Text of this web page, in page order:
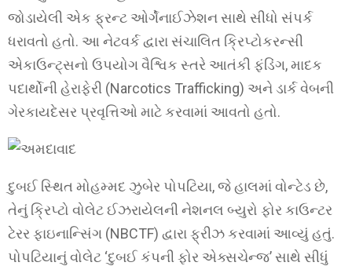
જોડાયેલી એક ફ્રન્ટ ઓર્ગેનાઈઝેશન સાથે સીધો સંપર્ક
ધરાવતો હતો. આ નેટવર્ક દ્વારા સંચાલિત ક્રિપ્ટોકરન્સી
એકાઉન્ટ્સનો ઉપયોગ વૈશ્વિક સ્તરે આતંકી ફંડિંગ, માદક
પદાર્થોની હેરાફેરી (Narcotics Trafficking) અને ડાર્ક વેબની
ગેરકાયદેસર પ્રવૃત્તિઓ માટે કરવામાં આવતો હતો.
દુબઈ સ્થિત મોહમ્મદ ઝુબેર પોપટિયા, જે હાલમાં વોન્ટેડ છે,
તેનું ક્રિપ્ટો વોલેટ ઈઝરાયેલની નેશનલ બ્યુરો ફોર કાઉન્ટર
ટેરર ફાઇનાન્સિંગ (NBCTF) દ્વારા ફ્રીઝ કરવામાં આવ્યું હતું.
પોપટિયાનું વોલેટ ‘દુબઈ કંપની ફોર એક્સચેન્જ’ સાથે સીધું